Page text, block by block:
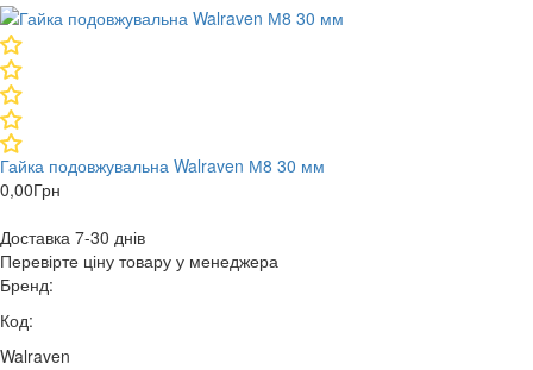
Гайка подовжувальна Walraven М8 30 мм
0,00Грн
Доставка 7-30 днів
Перевірте ціну товару у менеджера
Бренд:
Код:
Walraven